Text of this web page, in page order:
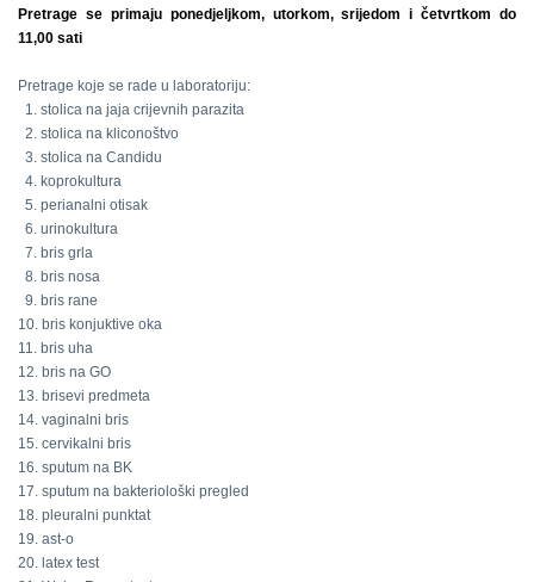
Pretrage se primaju ponedjeljkom, utorkom, srijedom i četvrtkom do
11,00 sati
Pretrage koje se rade u laboratoriju:
1. stolica na jaja crijevnih parazita
2. stolica na kliconoštvo
3. stolica na Candidu
4. koprokultura
5. perianalni otisak
6. urinokultura
7. bris grla
8. bris nosa
9. bris rane
10. bris konjuktive oka
11. bris uha
12. bris na GO
13. brisevi predmeta
14. vaginalni bris
15. cervikalni bris
16. sputum na BK
17. sputum na bakteriološki pregled
18. pleuralni punktat
19. ast-o
20. latex test